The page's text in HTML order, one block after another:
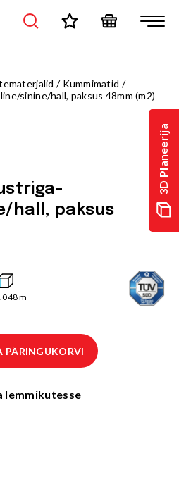
3D Planeerija
/ Kummimatid /
sinine/hall, paksus 48mm (m2)
hall, paksus
m
PÄRINGUKORVI
lemmikutesse